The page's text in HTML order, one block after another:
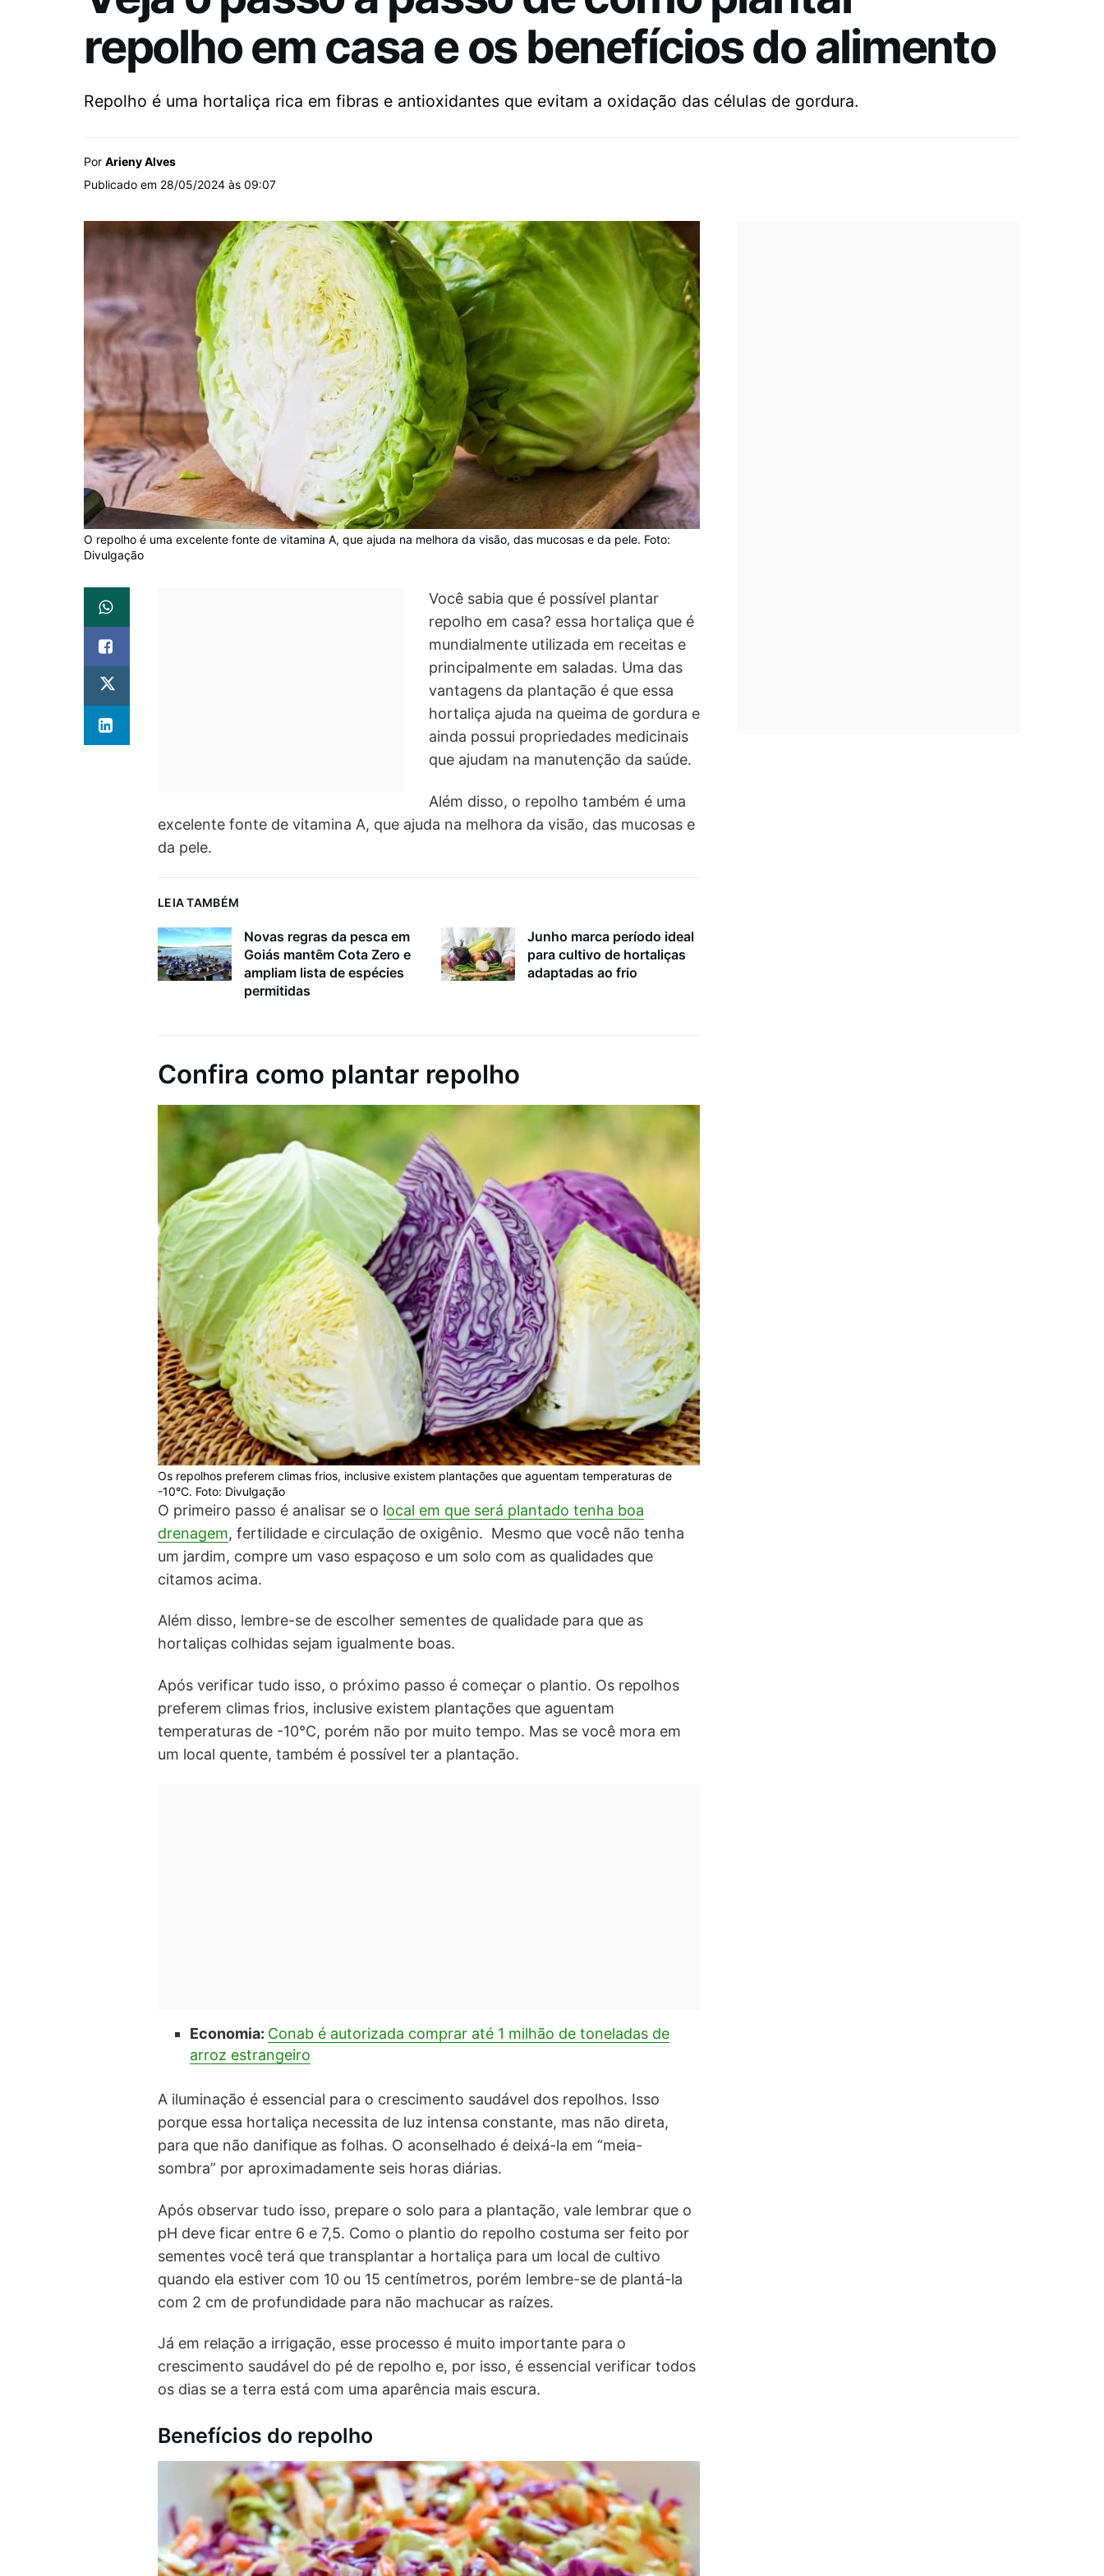
repolho em casa e os benefícios do alimento
Repolho é uma hortaliça rica em fibras e antioxidantes que evitam a oxidação das células de gordura.
Por Arieny Alves
Publicado em 28/05/2024 às 09:07
O repolho é uma excelente fonte de vitamina A, que ajuda na melhora da visão, das mucosas e da pele. Foto:
Divulgação
Você sabia que é possível plantar
repolho em casa? essa hortaliça que é
mundialmente utilizada em receitas e
principalmente em saladas. Uma das
vantagens da plantação é que essa
hortaliça ajuda na queima de gordura e
ainda possui propriedades medicinais
que ajudam na manutenção da saúde.
Além disso, o repolho também é uma
excelente fonte de vitamina A, que ajuda na melhora da visão, das mucosas e
da pele.
LEIA TAMBÉM
Novas regras da pesca em
Goiás mantêm Cota Zero e
ampliam lista de espécies
permitidas
Junho marca período ideal
para cultivo de hortaliças
adaptadas ao frio
Confira como plantar repolho
Os repolhos preferem climas frios, inclusive existem plantações que aguentam temperaturas de
-10°C. Foto: Divulgação
O primeiro passo é analisar se o local em que será plantado tenha boa
drenagem, fertilidade e circulação de oxigênio. Mesmo que você não tenha
um jardim, compre um vaso espaçoso e um solo com as qualidades que
citamos acima.
Além disso, lembre-se de escolher sementes de qualidade para que as
hortaliças colhidas sejam igualmente boas.
Após verificar tudo isso, o próximo passo é começar o plantio. Os repolhos
preferem climas frios, inclusive existem plantações que aguentam
temperaturas de -10°C, porém não por muito tempo. Mas se você mora em
um local quente, também é possível ter a plantação.
Economia: Conab é autorizada comprar até 1 milhão de toneladas de
arroz estrangeiro
A iluminação é essencial para o crescimento saudável dos repolhos. Isso
porque essa hortaliça necessita de luz intensa constante, mas não direta,
para que não danifique as folhas. O aconselhado é deixá-la em “meia-
sombra” por aproximadamente seis horas diárias.
Após observar tudo isso, prepare o solo para a plantação, vale lembrar que o
pH deve ficar entre 6 e 7,5. Como o plantio do repolho costuma ser feito por
sementes você terá que transplantar a hortaliça para um local de cultivo
quando ela estiver com 10 ou 15 centímetros, porém lembre-se de plantá-la
com 2 cm de profundidade para não machucar as raízes.
Já em relação a irrigação, esse processo é muito importante para o
crescimento saudável do pé de repolho e, por isso, é essencial verificar todos
os dias se a terra está com uma aparência mais escura.
Benefícios do repolho